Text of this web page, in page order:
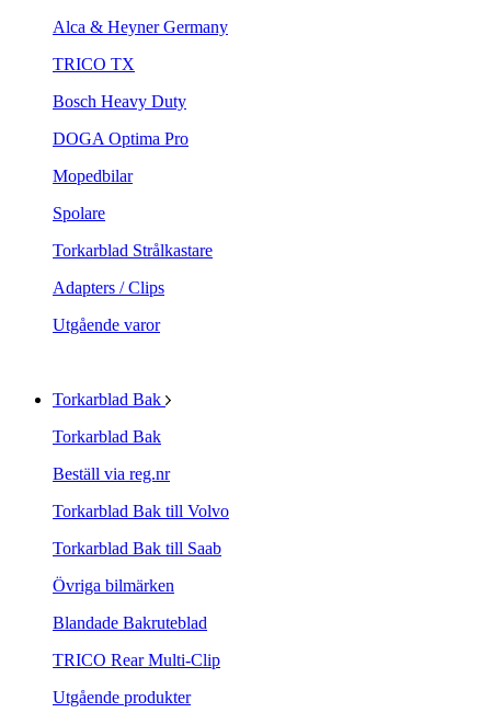
Alca & Heyner Germany
TRICO TX
Bosch Heavy Duty
DOGA Optima Pro
Mopedbilar
Spolare
Torkarblad Strålkastare
Adapters / Clips
Utgående varor
Torkarblad Bak
Torkarblad Bak
Beställ via reg.nr
Torkarblad Bak till Volvo
Torkarblad Bak till Saab
Övriga bilmärken
Blandade Bakruteblad
TRICO Rear Multi-Clip
Utgående produkter